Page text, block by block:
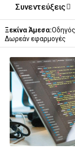
Συνεντεύξεις
Ξεκίνα Άμεσα:Οδηγός
Δωρεάν εφαρμογές